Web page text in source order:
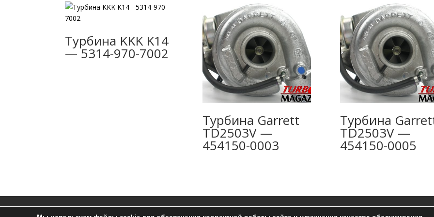
Турбина KKK K14
— 5314-970-7002
Турбина Garrett
TD2503V —
454150-0003
Турбина
TD2503V —
454150-0005
Ремонт турбин Контакты
Пользовательское соглашение